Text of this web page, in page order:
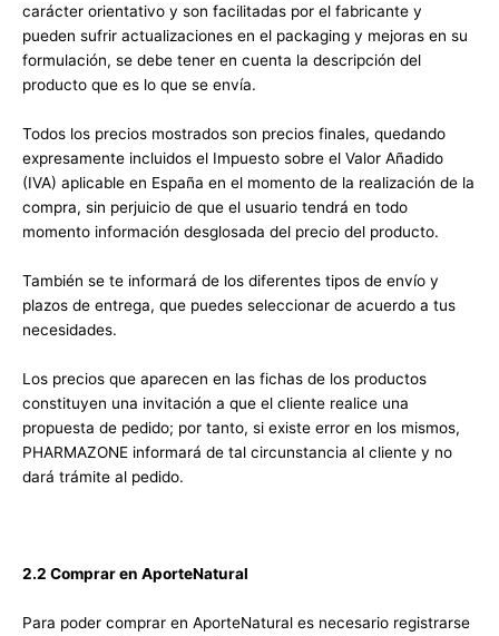
carácter orientativo y son facilitadas por el fabricante y
pueden sufrir actualizaciones en el packaging y mejoras en su
formulación, se debe tener en cuenta la descripción del
producto que es lo que se envía.
Todos los precios mostrados son precios finales, quedando
expresamente incluidos el Impuesto sobre el Valor Añadido
(IVA) aplicable en España en el momento de la realización de la
compra, sin perjuicio de que el usuario tendrá en todo
momento información desglosada del precio del producto.
También se te informará de los diferentes tipos de envío y
plazos de entrega, que puedes seleccionar de acuerdo a tus
necesidades.
Los precios que aparecen en las fichas de los productos
constituyen una invitación a que el cliente realice una
propuesta de pedido; por tanto, si existe error en los mismos,
PHARMAZONE informará de tal circunstancia al cliente y no
dará trámite al pedido.
2.2 Comprar en AporteNatural
Para poder comprar en AporteNatural es necesario registrarse